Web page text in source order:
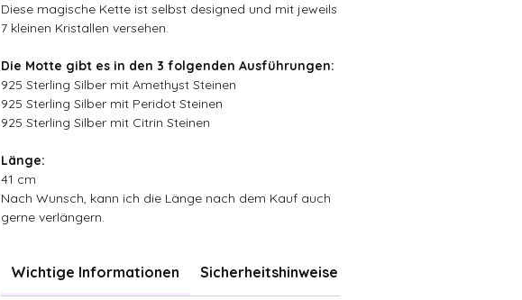
Diese magische Kette ist selbst designed und mit jeweils
7 kleinen Kristallen versehen.
Die Motte gibt es in den 3 folgenden Ausführungen:
925 Sterling Silber mit Amethyst Steinen
925 Sterling Silber mit Peridot Steinen
925 Sterling Silber mit Citrin Steinen
Länge:
41 cm
Nach Wunsch, kann ich die Länge nach dem Kauf auch
gerne verlängern.
Wichtige Informationen Sicherheitshinweise